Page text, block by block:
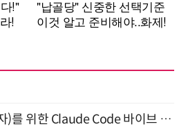
"모든 담당자(비개발자)를 위한 Claude Code 바이브 코딩 2-day 부트캠프" 9월 16~17일 개최